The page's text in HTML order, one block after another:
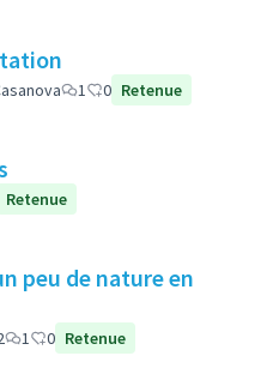
1 0 Retenue
Retenue
1 0 Retenue